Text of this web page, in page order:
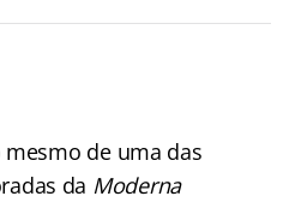
de uma das
da Moderna